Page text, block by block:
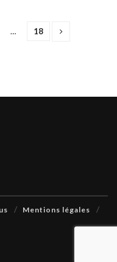
… 18
Mentions légales